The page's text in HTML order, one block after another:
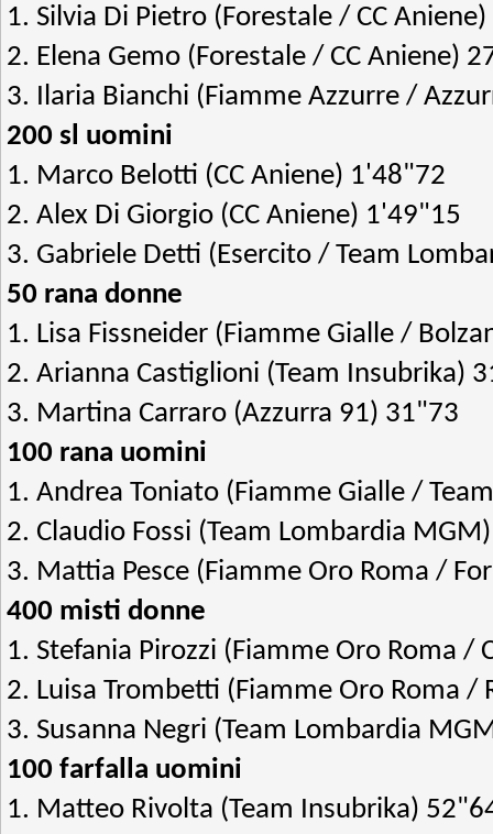
1. Silvia Di Pietro (Forestale / CC
2. Elena Gemo (Forestale / CC Aniene)
3. Ilaria Bianchi (Fiamme Azzurre /
200 sl uomini
1. Marco Belotti (CC Aniene) 1'48"72
2. Alex Di Giorgio (CC Aniene) 1'49"15
3. Gabriele Detti (Esercito / Team
50 rana donne
1. Lisa Fissneider (Fiamme Gialle /
2. Arianna Castiglioni (Team Insubrika)
3. Martina Carraro (Azzurra 91) 31"73
100 rana uomini
1. Andrea Toniato (Fiamme Gialle /
2. Claudio Fossi (Team Lombardia
3. Mattia Pesce (Fiamme Oro Roma /
400 misti donne
1. Stefania Pirozzi (Fiamme Oro Roma /
2. Luisa Trombetti (Fiamme Oro Roma /
3. Susanna Negri (Team Lombardia
100 farfalla uomini
1. Matteo Rivolta (Team Insubrika)